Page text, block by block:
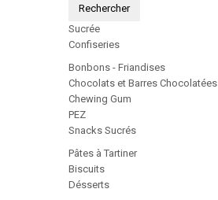
Rechercher
Sucrée
Confiseries
Bonbons - Friandises
Chocolats et Barres Chocolatées
Chewing Gum
PEZ
Snacks Sucrés
Pâtes à Tartiner
Biscuits
Désserts